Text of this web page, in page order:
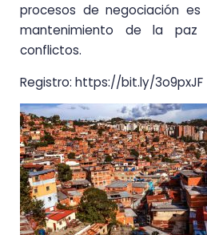
procesos de negociación
mantenimiento de la
conflictos.
Registro: https://bit.ly/3o9pxJF